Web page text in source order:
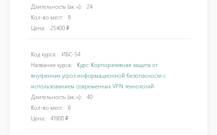
Длительность (ак.ч):
24
Кол-во мест:
8
Цена:
25400 ₽
Код курса:
ИБС-54
Название курса:
Курс: Корпоративная защита от
внутренних угроз информационной безопасности с
использованием современных VPN технологий
Длительность (ак.ч):
40
Кол-во мест:
8
Цена:
41900 ₽